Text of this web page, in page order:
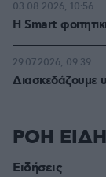
Η Smart
03.08.2026, 10:56
Διασκεδάζουμε
29.07.2026, 09:39
ΡΟΗ
Ειδήσεις